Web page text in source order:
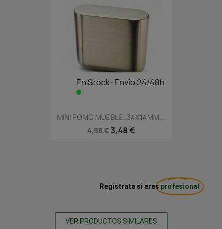
En Stock·Envío 24/48h
MINI POMO MUEBLE..34X14MM...
4,98 € 3,48 €
Regístrate si eres profesional
VER PRODUCTOS SIMILARES